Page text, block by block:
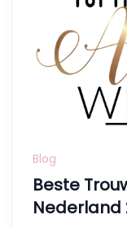
Blog
Beste
Nederland